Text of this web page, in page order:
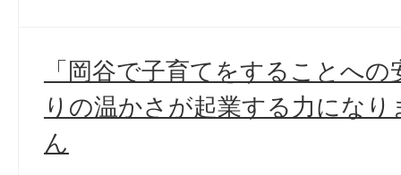
「岡谷で子育てをすることへ
りの温かさが起業する力にな
ん